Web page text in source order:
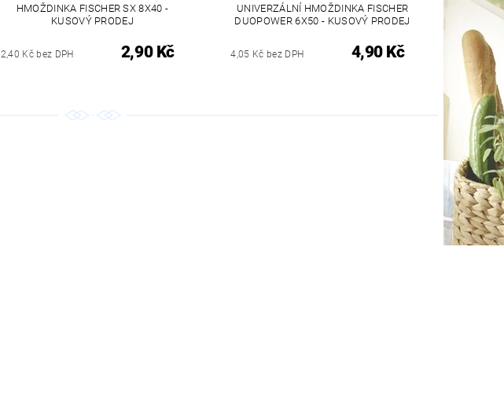
HMOŽDINKA FISCHER SX 8X40 -
KUSOVÝ PRODEJ
2,40 Kč bez DPH 2,90 Kč
UNIVERZÁLNÍ HMOŽDINKA FISCHER
DUOPOWER 6X50 - KUSOVÝ PRODEJ
4,05 Kč bez DPH 4,90 Kč